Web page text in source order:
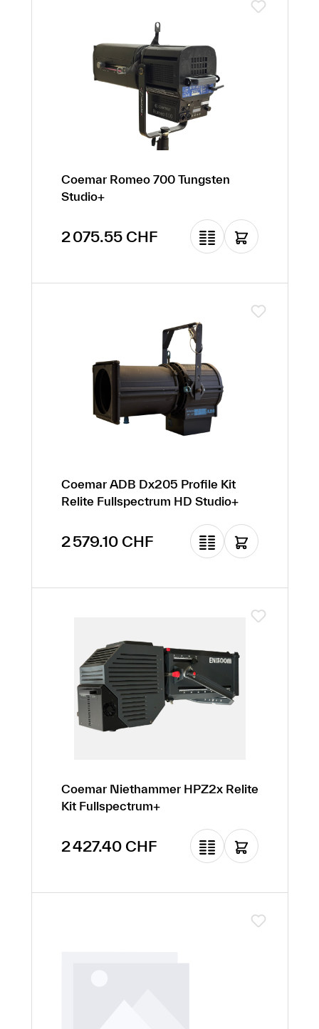
Coemar Romeo 700 Tungsten
Studio+
Prix régulier :
2 075.55 CHF
Coemar ADB Dx205 Profile Kit
Relite Fullspectrum HD Studio+
Prix régulier :
2 579.10 CHF
Coemar Niethammer HPZ2x Relite
Kit Fullspectrum+
Prix régulier :
2 427.40 CHF